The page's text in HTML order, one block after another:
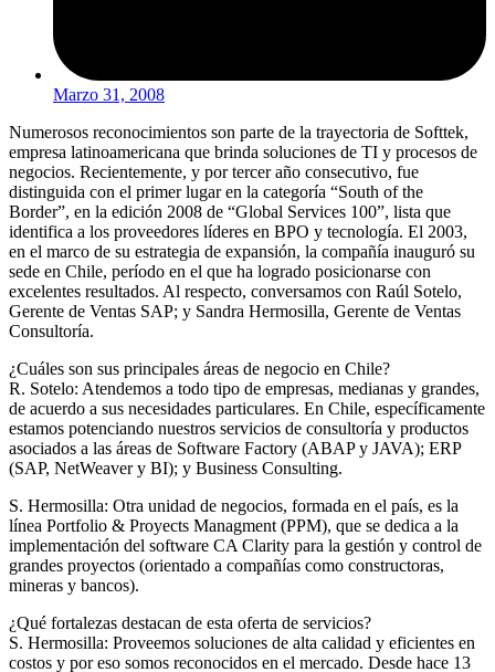
Marzo 31, 2008
Numerosos reconocimientos son parte de la trayectoria de Softtek,
empresa latinoamericana que brinda soluciones de TI y procesos de
negocios. Recientemente, y por tercer año consecutivo, fue
distinguida con el primer lugar en la categoría “South of the
Border”, en la edición 2008 de “Global Services 100”, lista que
identifica a los proveedores líderes en BPO y tecnología. El 2003,
en el marco de su estrategia de expansión, la compañía inauguró su
sede en Chile, período en el que ha logrado posicionarse con
excelentes resultados. Al respecto, conversamos con Raúl Sotelo,
Gerente de Ventas SAP; y Sandra Hermosilla, Gerente de Ventas
Consultoría.
¿Cuáles son sus principales áreas de negocio en Chile?
R. Sotelo: Atendemos a todo tipo de empresas, medianas y grandes,
de acuerdo a sus necesidades particulares. En Chile, específicamente
estamos potenciando nuestros servicios de consultoría y productos
asociados a las áreas de Software Factory (ABAP y JAVA); ERP
(SAP, NetWeaver y BI); y Business Consulting.
S. Hermosilla: Otra unidad de negocios, formada en el país, es la
línea Portfolio & Proyects Managment (PPM), que se dedica a la
implementación del software CA Clarity para la gestión y control de
grandes proyectos (orientado a compañías como constructoras,
mineras y bancos).
¿Qué fortalezas destacan de esta oferta de servicios?
S. Hermosilla: Proveemos soluciones de alta calidad y eficientes en
costos y por eso somos reconocidos en el mercado. Desde hace 13